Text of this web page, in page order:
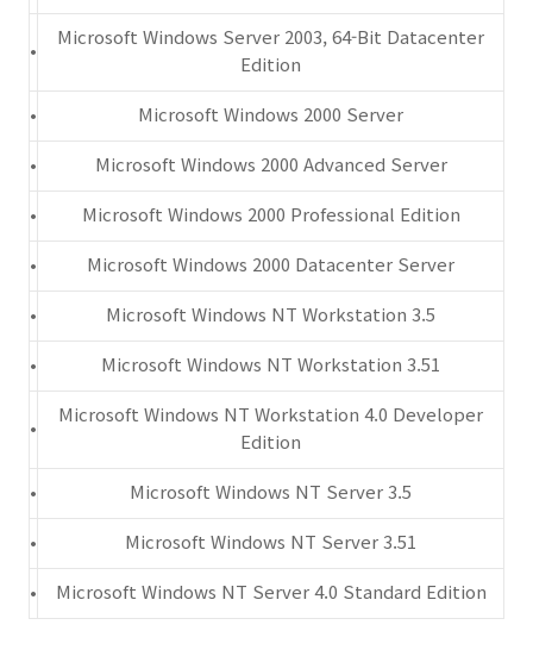
•
Microsoft Windows Server 2003, 64-Bit Datacenter
Edition
•
Microsoft Windows 2000 Server
•
Microsoft Windows 2000 Advanced Server
•
Microsoft Windows 2000 Professional Edition
•
Microsoft Windows 2000 Datacenter Server
•
Microsoft Windows NT Workstation 3.5
•
Microsoft Windows NT Workstation 3.51
•
Microsoft Windows NT Workstation 4.0 Developer
Edition
•
Microsoft Windows NT Server 3.5
•
Microsoft Windows NT Server 3.51
•
Microsoft Windows NT Server 4.0 Standard Edition